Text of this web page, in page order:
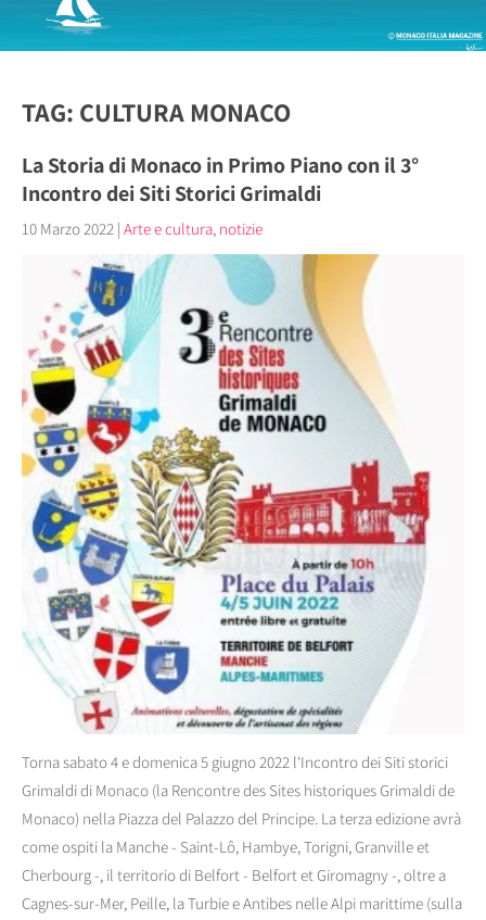
TAG: CULTURA MONACO
La Storia di Monaco in Primo Piano con il 3°
Incontro dei Siti Storici Grimaldi
10 Marzo 2022 | Arte e cultura, notizie
Torna sabato 4 e domenica 5 giugno 2022 l'Incontro dei Siti storici
Grimaldi di Monaco (la Rencontre des Sites historiques Grimaldi de
Monaco) nella Piazza del Palazzo del Principe. La terza edizione avrà
come ospiti la Manche - Saint-Lô, Hambye, Torigni, Granville et
Cherbourg -, il territorio di Belfort - Belfort et Giromagny -, oltre a
Cagnes-sur-Mer, Peille, la Turbie e Antibes nelle Alpi marittime (sulla